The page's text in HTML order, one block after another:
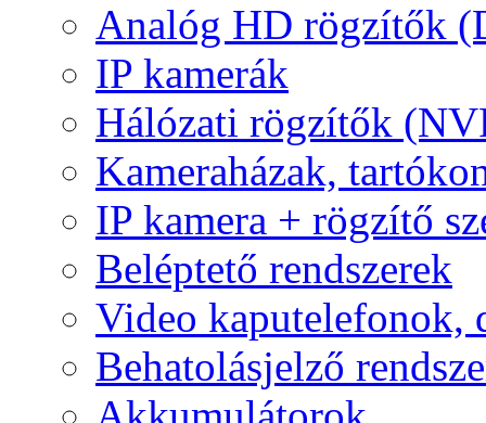
Analóg HD rögzítők
IP kamerák
Hálózati rögzítők
Kameraházak,
IP kamera + rögzítő
Beléptető rendszerek
Video kaputelefonok,
Behatolásjelző